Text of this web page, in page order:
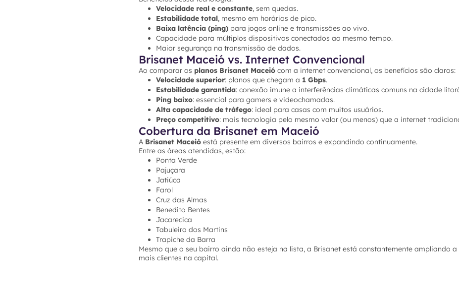
Velocidade real e constante, sem quedas.
Estabilidade total, mesmo em horários de pico.
Baixa latência (ping) para jogos online e transmissões ao vivo.
Capacidade para múltiplos dispositivos conectados ao mesmo tempo.
Maior segurança na transmissão de dados.
Brisanet Maceió vs. Internet Convencional
Ao comparar os planos Brisanet Maceió com a internet convencional, os benefícios são claros:
Velocidade superior: planos que chegam a 1 Gbps.
Estabilidade garantida: conexão imune a interferências climáticas comuns na cidade
Ping baixo: essencial para gamers e videochamadas.
Alta capacidade de tráfego: ideal para casas com muitos usuários.
Preço competitivo: mais tecnologia pelo mesmo valor (ou menos) que a internet
Cobertura da Brisanet em Maceió
A Brisanet Maceió está presente em diversos bairros e expandindo continuamente.
Entre as áreas atendidas, estão:
Ponta Verde
Pajuçara
Jatiúca
Farol
Cruz das Almas
Benedito Bentes
Jacarecica
Tabuleiro dos Martins
Trapiche da Barra
Mesmo que o seu bairro ainda não esteja na lista, a Brisanet está constantemente ampliando
mais clientes na capital.